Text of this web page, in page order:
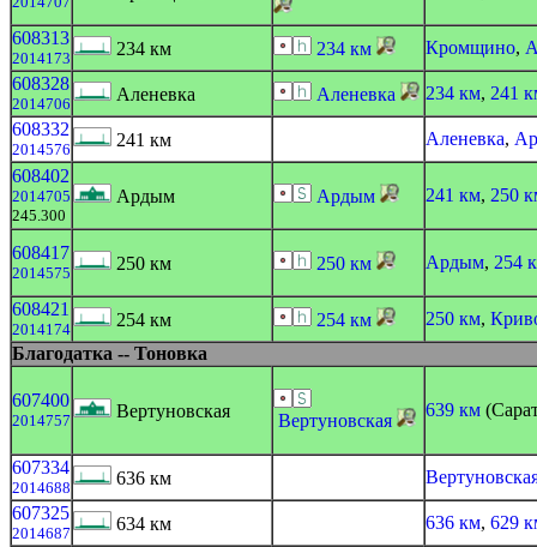
608313
2014173 234 км 234 км Кромщино,
608328
2014706 Аленевка Аленевка 234 км, 241
608332
2014576 241 км Аленевка,
608402
2014705
245.300
Ардым Ардым 241 км, 250
608417
2014575 250 км 250 км Ардым, 254
608421
2014174 254 км 254 км 250 км,
Благодатка -- Тоновка
607400
2014757 Вертуновская Вертуновская
639 км
607334
2014688 636 км
607325
2014687 634 км 636 км, 629